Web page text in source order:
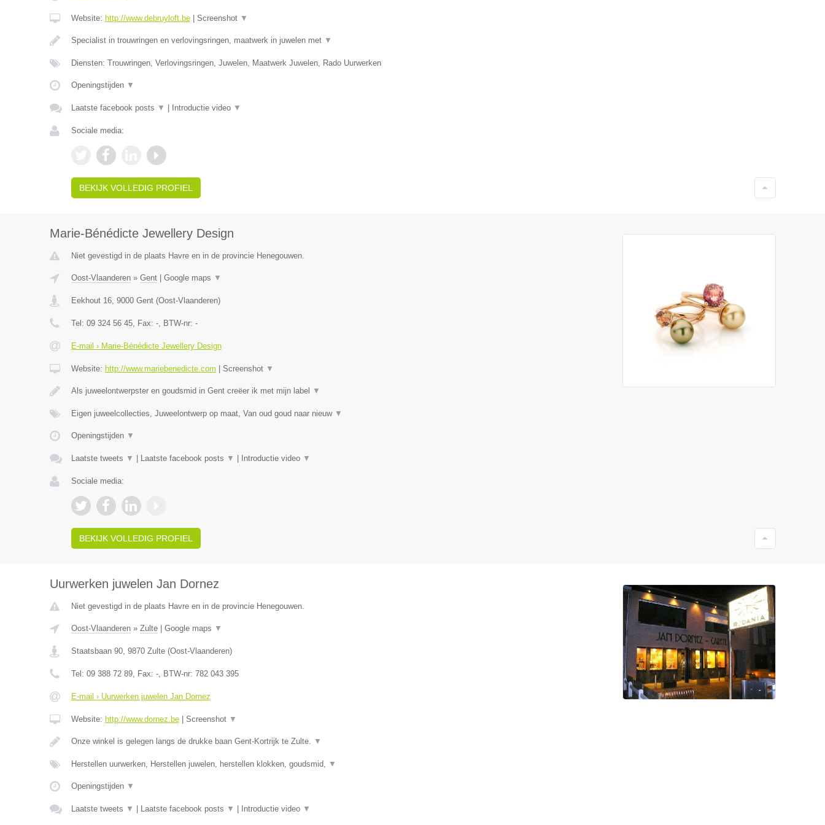
Website: http://www.debruyloft.be| Screenshot ▼
Specialist in trouwringen en verlovingsringen, maatwerk in juwelen met ▼
Diensten: Trouwringen, Verlovingsringen, Juwelen, Maatwerk Juwelen, Rado Uurwerken
Openingstijden ▼
Laatste facebook posts ▼ Introductie video ▼
Sociale media:
BEKIJK VOLLEDIG PROFIEL
Marie-Bénédicte Jewellery Design
Niet gevestigd in de plaats Havre en in de provincie Henegouwen.
Oost-Vlaanderen» Gent| Google maps ▼
Eekhout 16, 9000 Gent(Oost-Vlaanderen)
Tel: 09 324 56 45, Fax: -, BTW-nr: -
E-mail › Marie-Bénédicte Jewellery Design
Website: http://www.mariebenedicte.com Screenshot ▼
Als juweelontwerpster en goudsmid in Gent creëer ik met mijn label ▼
Eigen juweelcollecties, Juweelontwerp op maat, Van oud goud naar nieuw ▼
Openingstijden ▼
Laatste tweets ▼ Laatste facebook posts ▼ Introductie video ▼
Sociale media:
BEKIJK VOLLEDIG PROFIEL
Uurwerken juwelen Jan Dornez
Niet gevestigd in de plaats Havre en in de provincie Henegouwen.
Oost-Vlaanderen» Zulte| Google maps ▼
Staatsbaan 90, 9870 Zulte(Oost-Vlaanderen)
Tel: 09 388 72 89, Fax: -, BTW-nr: 782 043 395
E-mail › Uurwerken juwelen Jan Dornez
Website: http://www.dornez.be| Screenshot ▼
Onze winkel is gelegen langs de drukke baan Gent-Kortrijk te Zulte. ▼
Herstellen uurwerken, Herstellen juwelen, herstellen klokken, goudsmid, ▼
Openingstijden ▼
Laatste tweets ▼ Laatste facebook posts ▼ Introductie video ▼